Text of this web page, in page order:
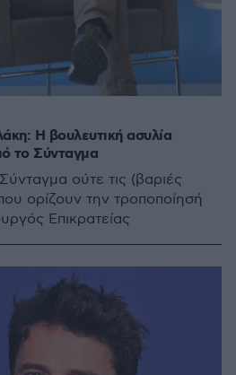
Η βουλευτική ασυλία
το Σύνταγμα
ούτε τις (βαριές
ορίζουν την τροποποίησή
Επικρατείας